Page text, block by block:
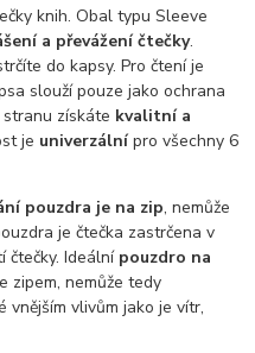
knih. Obal typu Sleeve
a převážení čtečky.
do kapsy. Pro čtení je
slouží pouze jako ochrana
získáte kvalitní a
je univerzálnípro všechny 6
pouzdra je na zip, nemůže
je čtečka zastrčena v
čtečky. Ideální pouzdro na
zipem, nemůže tedy
vnějším vlivům jako je vítr,